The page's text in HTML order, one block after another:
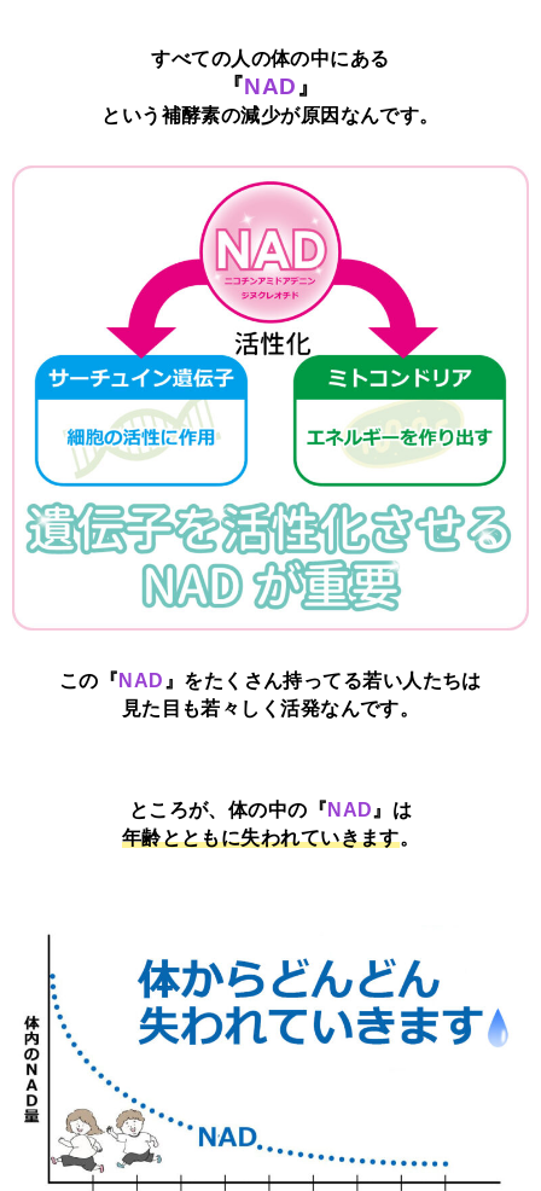
すべての人の体の中にある
『NAD』
という補酵素の減少が原因なんです。
この『 NAD』をたくさん持ってる若い人たちは
見た目も若々しく活発なんです。
ところが、体の中の『 NAD』は
年齢とともに失われていきます。